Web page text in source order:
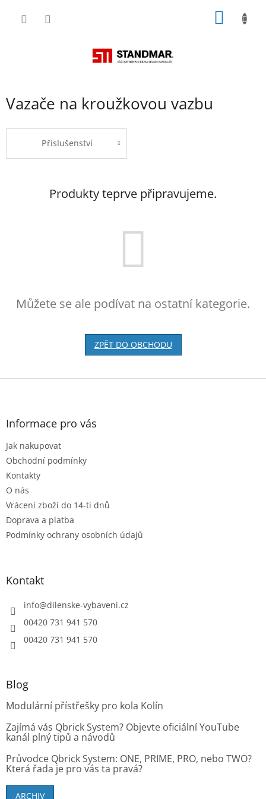
Vazače na kroužkovou vazbu
Příslušenství
Produkty teprve připravujeme.
Můžete se ale podívat na ostatní kategorie.
ZPĚT DO OBCHODU
Z
Informace pro vás
Jak nakupovat
Obchodní podmínky
Kontakty
O nás
Vrácení zboží do 14-ti dnů
Doprava a platba
Podmínky ochrany osobních údajů
Kontakt
info@dilenske-vybaveni.cz
00420 731 941 570
00420 731 941 570
Blog
Modulární přístřešky pro kola Kolín
Zajímá vás Qbrick System? Objevte oficiální YouTube
kanál plný tipů a návodů
Průvodce Qbrick System: ONE, PRIME, PRO, nebo TWO?
Která řada je pro vás ta pravá?
ARCHIV